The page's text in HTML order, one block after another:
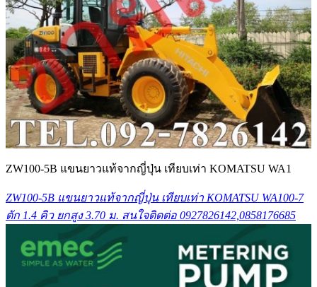
ZW100-5B แขนยาวแท้จากญี่ปุ่น เทียบเท่า KOMATSU WA1
ZW100-5B แขนยาวแท้จากญี่ปุ่น เทียบเท่า KOMATSU WA100-7
ตัก 1.4 คิว ยกสูง 3.70 ม. สนใจติดต่อ 0927826142,0858176685